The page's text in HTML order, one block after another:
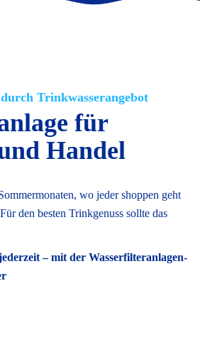
Trinkwasserangebot
für
Handel
wo jeder shoppen geht
den besten Trinkgenuss sollte das
– mit der Wasserfilteranlagen-